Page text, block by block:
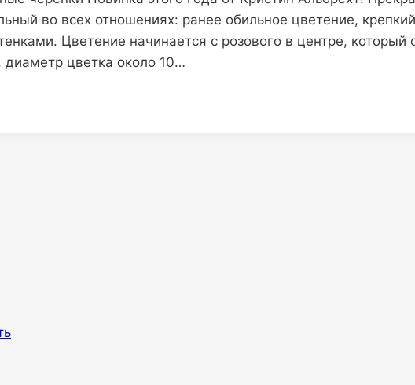
во всех отношениях: ранее обильное цветение,
Цветение начинается с розового в центре, который
диаметр цветка около 10…